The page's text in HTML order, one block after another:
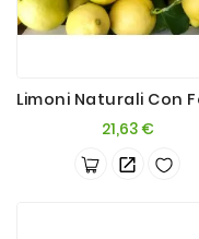
21,63 €Prezzo